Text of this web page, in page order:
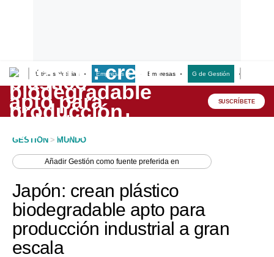
Últimas Noticias Empresas G Empresas G de Gestión
Lo último
Peru Quiosco
Economía
Mercados
Perú
SUSCRÍBETE
GESTION > MUNDO
AñadirGestión como fuente preferida en
Japón: crean plástico
biodegradable apto para
producción industrial a gran
escala